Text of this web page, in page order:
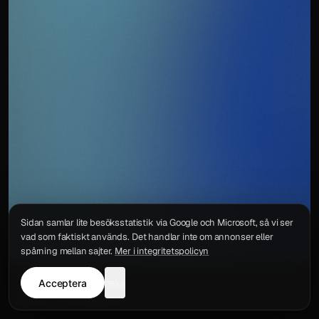
IntegritetspolicyKontakt
Sidan samlar lite besöksstatistik via Google och Microsoft, så vi ser
vad som faktiskt används. Det handlar inte om annonser eller
spårning mellan sajter. Mer i integritetspolicyn
Acceptera neka